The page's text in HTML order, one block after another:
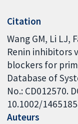
Citation
Wang GM, Li LJ,
Renin inhibitors
blockers for
Database of
No.: CD012570.
10.1002/
Auteurs